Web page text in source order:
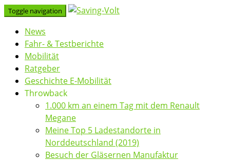
Skip
content
Toggle navigation
News
Fahr- & Testberichte
Mobilität
Ratgeber
Geschichte E-Mobilität
Throwback
1.000 km an einem Tag mit dem Renault
Megane
Meine Top 5 Ladestandorte in
Norddeutschland (2019)
Besuch der Gläsernen Manufaktur